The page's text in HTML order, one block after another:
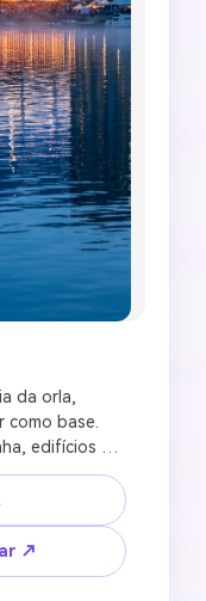
da orla,
como base.
edifícios de
natural.
de cidade
arena de
perto
de viagem
↗